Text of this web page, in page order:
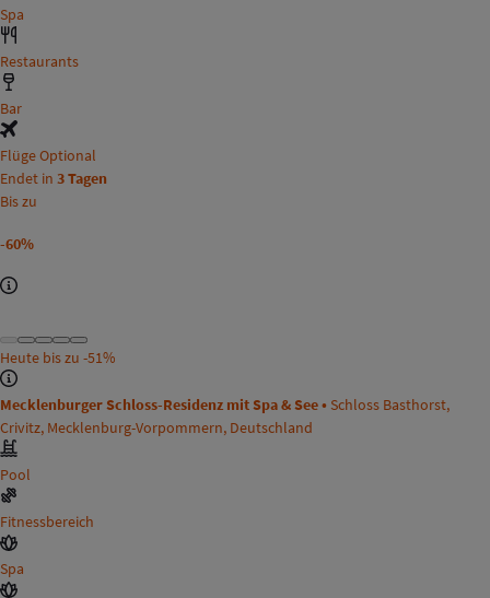
Spa
Restaurants
Bar
Flüge Optional
Endet in 3 Tagen
Bis zu
-60%
Heute bis zu -51%
Mecklenburger Schloss-Residenz mit Spa & See • Schloss Basthorst,
Crivitz, Mecklenburg-Vorpommern, Deutschland
Pool
Fitnessbereich
Spa